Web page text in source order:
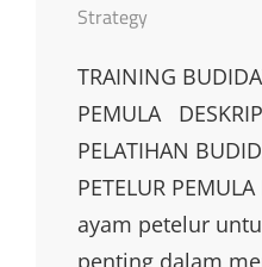
Strategy
TRAINING
PEMULA
PELATIHAN
PETELUR
ayam petelur
penting dalam